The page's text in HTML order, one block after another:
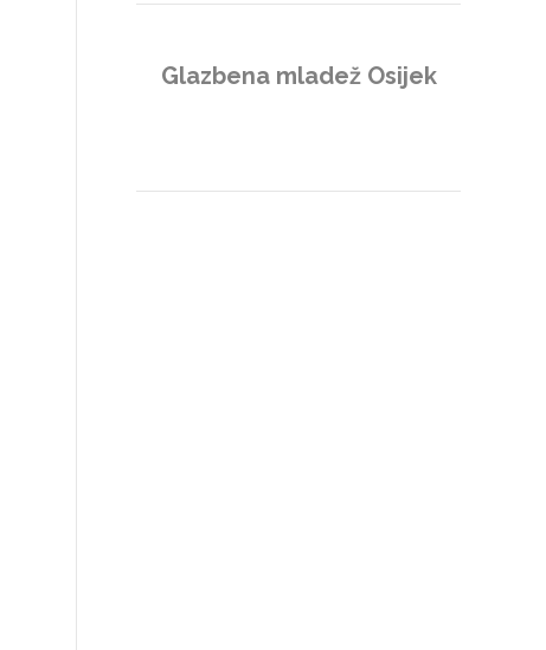
Glazbena mladež Osijek